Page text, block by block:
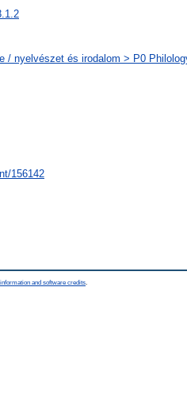
/ nyelvészet és irodalom > P0
156142
and software credits